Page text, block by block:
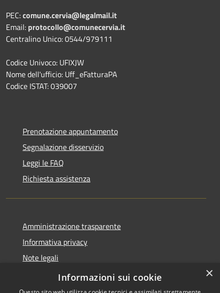
PEC:comune.cervia@legalmail.it
Email: protocollo@comunecervia.it
Centralino Unico: 0544/979111
Codice Univoco: UFIXJW
Nome dell'ufficio: Uff_eFatturaPA
Codice ISTAT: 039007
Prenotazione appuntamento
Segnalazione disservizio
Leggi le FAQ
Richiesta assistenza
Amministrazione trasparente
Informativa privacy
Note legali
Dichiarazione di accessibilità
×
Informazioni sui cookie